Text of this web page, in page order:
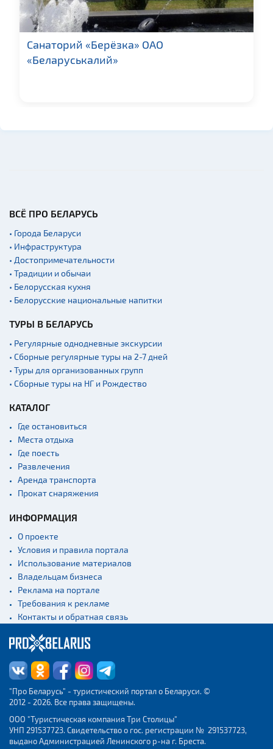
Санаторий «Берёзка» ОАО
«Беларуськалий»
ВСЁ ПРО БЕЛАРУСЬ
• Города Беларуси
• Инфраструктура
• Достопримечательности
• Традиции и обычаи
• Белорусская кухня
• Белорусские национальные напитки
ТУРЫ В БЕЛАРУСЬ
• Регулярные однодневные экскурсии
• Сборные регулярные туры на 2-7 дней
• Туры для организованных групп
• Сборные туры на НГ и Рождество
КАТАЛОГ
Где остановиться
Места отдыха
Где поесть
Развлечения
Аренда транспорта
Прокат снаряжения
ИНФОРМАЦИЯ
О проекте
Условия и правила портала
Использование материалов
Владельцам бизнеса
Реклама на портале
Требования к рекламе
Контакты и обратная связь
"Про Беларусь" - туристический портал о Беларуси. ©
2012 - 2026. Все права защищены.
ООО "Туристическая компания Три Столицы"
УНП 291537723. Свидетельство о гос. регистрации № 291537723,
выдано Администрацией Ленинского р-на г. Бреста.